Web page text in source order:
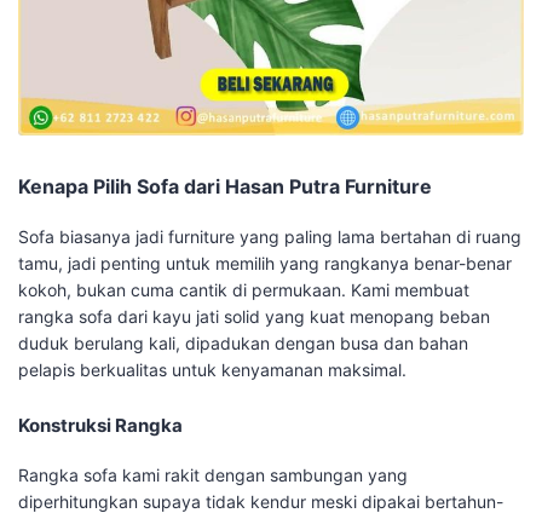
Kenapa Pilih Sofa dari Hasan Putra Furniture
Sofa biasanya jadi furniture yang paling lama bertahan di ruang
tamu, jadi penting untuk memilih yang rangkanya benar-benar
kokoh, bukan cuma cantik di permukaan. Kami membuat
rangka sofa dari kayu jati solid yang kuat menopang beban
duduk berulang kali, dipadukan dengan busa dan bahan
pelapis berkualitas untuk kenyamanan maksimal.
Konstruksi Rangka
Rangka sofa kami rakit dengan sambungan yang
diperhitungkan supaya tidak kendur meski dipakai bertahun-